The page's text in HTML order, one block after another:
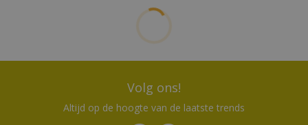
Volg ons!
Altijd op de hoogte van de laatste trends